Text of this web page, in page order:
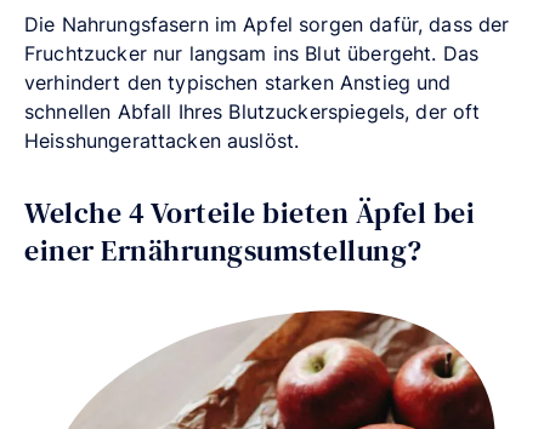
Die Nahrungsfasern im Apfel sorgen dafür, dass der
Fruchtzucker nur langsam ins Blut übergeht. Das
verhindert den typischen starken Anstieg und
schnellen Abfall Ihres Blutzuckerspiegels, der oft
Heisshungerattacken auslöst.
Welche 4 Vorteile bieten Äpfel bei
einer Ernährungsumstellung?